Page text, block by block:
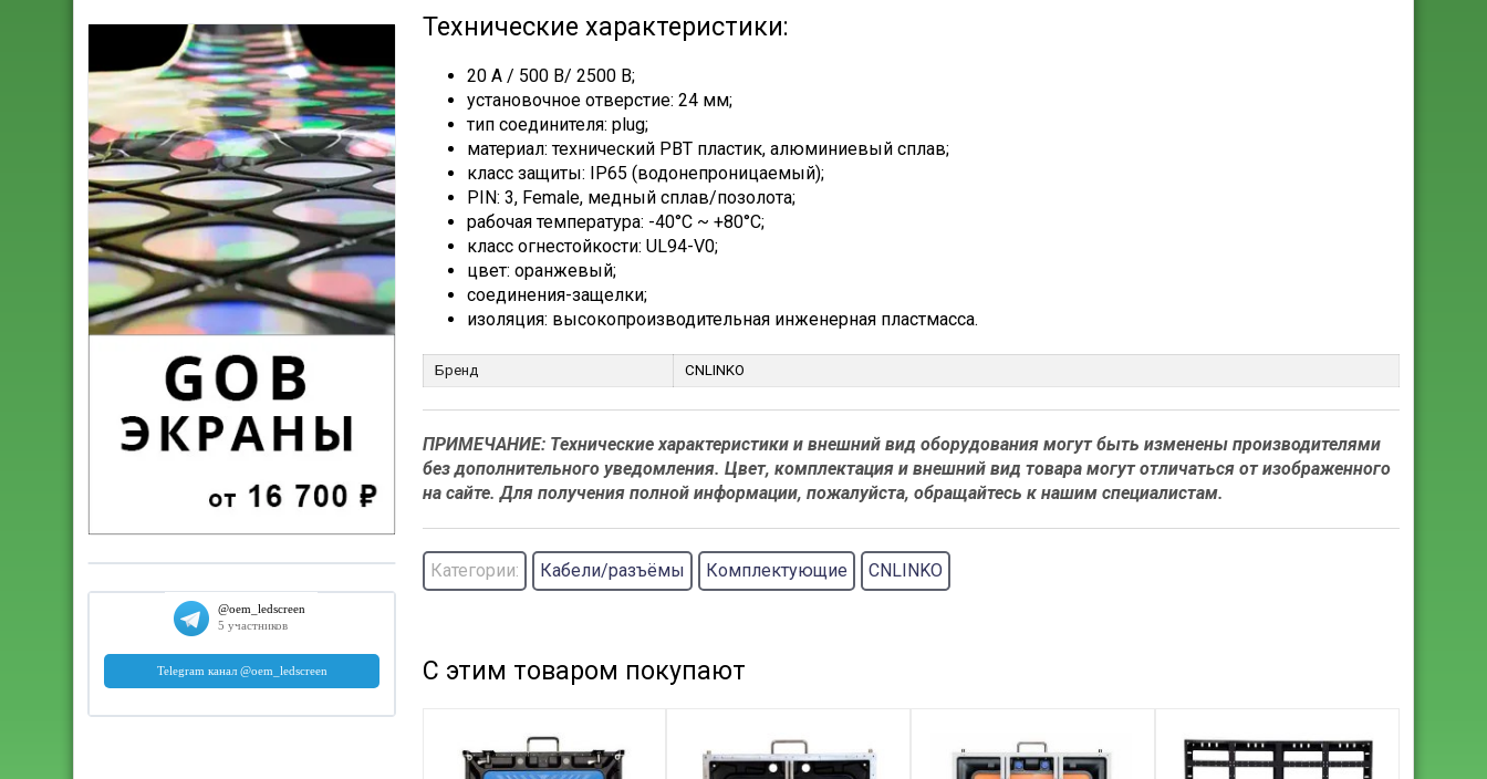
Технические характеристики:
20 A / 500 В/ 2500 В;
установочное отверстие: 24 мм;
тип соединителя: plug;
материал: технический PBT пластик, алюминиевый сплав;
класс защиты: IP65 (водонепроницаемый);
PIN: 3, Female, медный сплав/позолота;
рабочая температура: -40°C ~ +80°C;
класс огнестойкости: UL94-V0;
цвет: оранжевый;
соединения-защелки;
изоляция: высокопроизводительная инженерная пластмасса.
Бренд CNLINKO
ПРИМЕЧАНИЕ: Технические характеристики и внешний вид оборудования могут быть изменены производителями
без дополнительного уведомления. Цвет, комплектация и внешний вид товара могут отличаться от изображенного
на сайте. Для получения полной информации, пожалуйста, обращайтесь к нашим специалистам.
Категории: Кабели/разъёмы Комплектующие CNLINKO
С этим товаром покупают